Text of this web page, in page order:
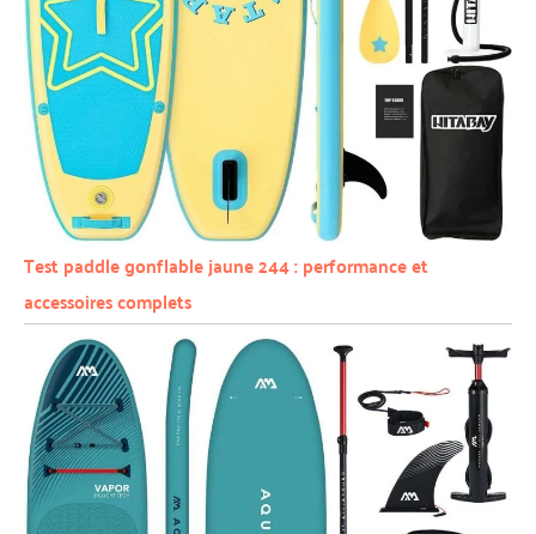
Test paddle gonflable jaune 244 : performance et
accessoires complets